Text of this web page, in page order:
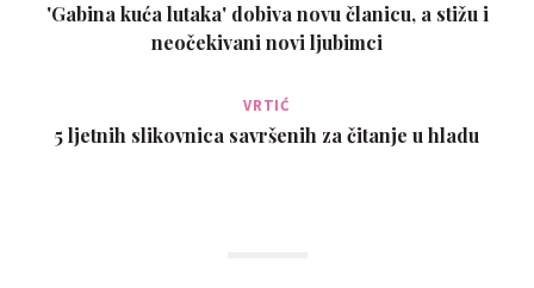
'Gabina kuća lutaka' dobiva novu članicu, a stižu i
neočekivani novi ljubimci
VRTIĆ
5 ljetnih slikovnica savršenih za čitanje u hladu